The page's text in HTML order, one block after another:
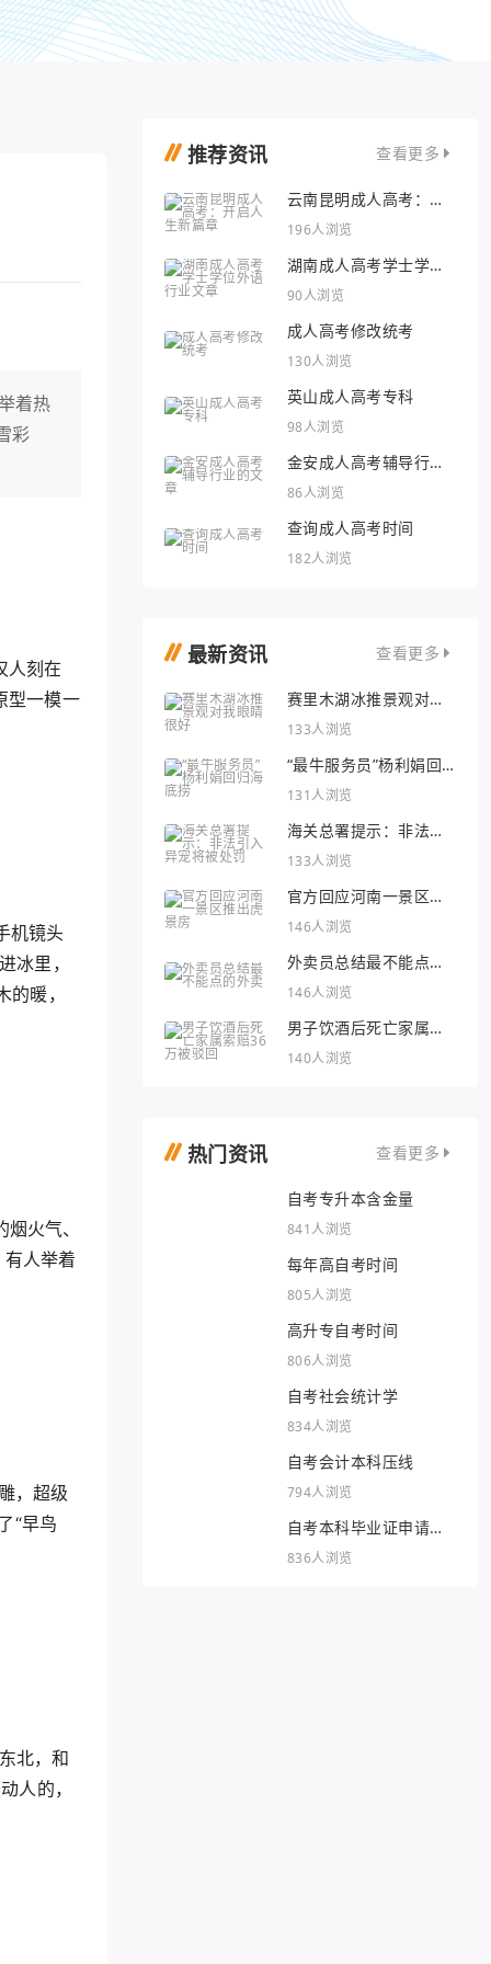
着热
彩
人刻在
型一模一
机镜头
冰里，
暖，
火气、
人举着
，超级
“早鸟
北，和
人的，
推荐资讯 查看更多
云南昆明成人高考：开
启人生新篇章
196人浏览
湖南成人高考学士学位
外语行业文章
90人浏览
成人高考修改统考
130人浏览
英山成人高考专科
98人浏览
金安成人高考辅导行业
的文章
86人浏览
查询成人高考时间
182人浏览
最新资讯 查看更多
赛里木湖冰推景观对我
眼睛很好
133人浏览
“最牛服务员”杨利娟回
归海底捞
131人浏览
海关总署提示：非法引
入异宠将被处罚
133人浏览
官方回应河南一景区推
出虎景房
146人浏览
外卖员总结最不能点的
外卖
146人浏览
男子饮酒后死亡家属索
赔36万被驳回
140人浏览
热门资讯 查看更多
自考专升本含金量
841人浏览
每年高自考时间
805人浏览
高升专自考时间
806人浏览
自考社会统计学
834人浏览
自考会计本科压线
794人浏览
自考本科毕业证申请条
件
836人浏览